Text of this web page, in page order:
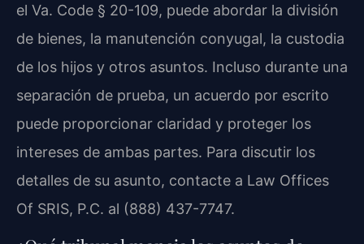
el Va. Code § 20-109, puede abordar la división
de bienes, la manutención conyugal, la custodia
de los hijos y otros asuntos. Incluso durante una
separación de prueba, un acuerdo por escrito
puede proporcionar claridad y proteger los
intereses de ambas partes. Para discutir los
detalles de su asunto, contacte a Law Offices
Of SRIS, P.C. al (888) 437-7747.